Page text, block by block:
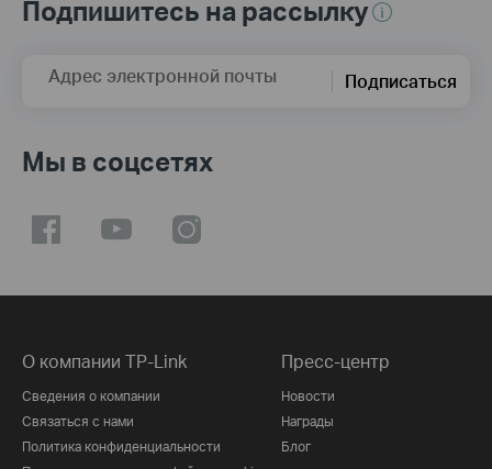
Подпишитесь на рассылку
Адрес электронной почты Подписаться
Мы в соцсетях
О компании TP-Link
Сведения о компании
Связаться с нами
Политика конфиденциальности
Пресс-центр
Новости
Награды
Блог